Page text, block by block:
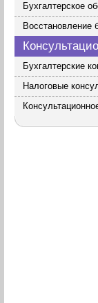
Бухгалтерское
Восстановление
Бухгалтерские
Налоговые